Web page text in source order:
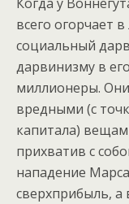
всего огорчает
социальный
дарвинизму в
миллионеры.
вредными (с
капитала)
прихватив с
нападение
сверхприбыль, а